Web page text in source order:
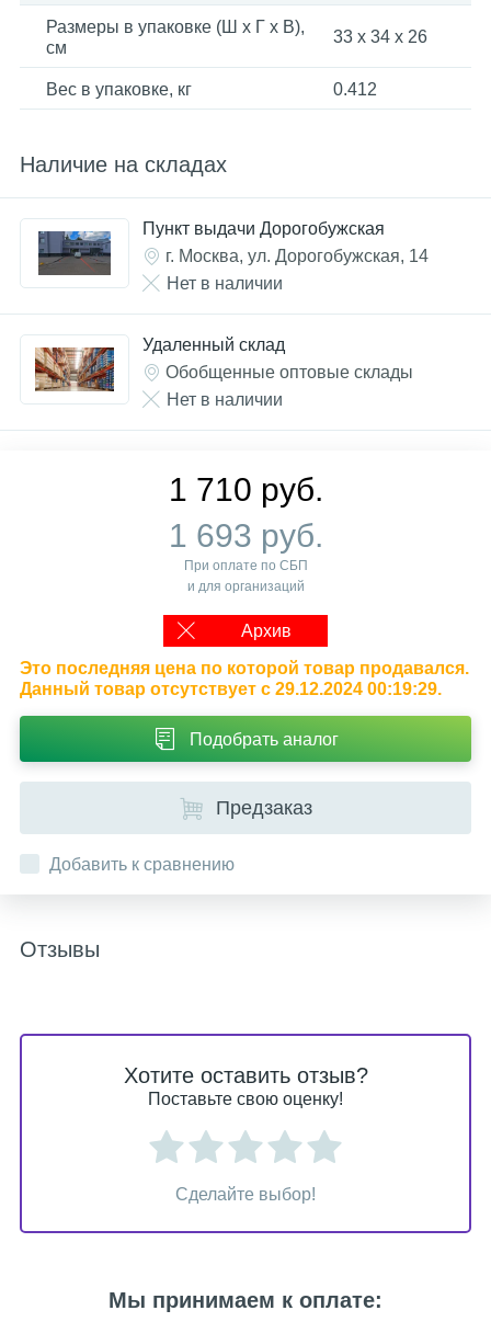
Размеры в упаковке (Ш x Г x В),
см
33 x 34 x 26
Вес в упаковке, кг 0.412
Наличие на складах
Пункт выдачи Дорогобужская
г. Москва, ул. Дорогобужская, 14
Нет в наличии
Удаленный склад
Обобщенные оптовые склады
Нет в наличии
1 710 руб.
1 693 руб.
При оплате по СБП
и для организаций
Архив
Это последняя цена по которой товар продавался.
Данный товар отсутствует с 29.12.2024 00:19:29.
Подобрать аналог
Предзаказ
Добавить к сравнению
Отзывы
Хотите оставить отзыв?
Поставьте свою оценку!
Сделайте выбор!
Мы принимаем к оплате: